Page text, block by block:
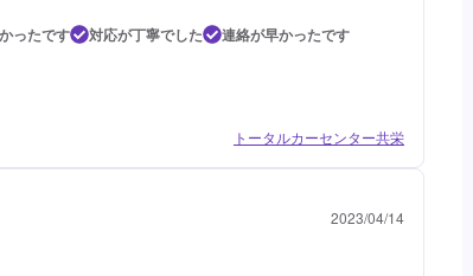
ったです 対応が丁寧でした
連絡が早かったです
トータルカーセンター共栄
2023/04/14